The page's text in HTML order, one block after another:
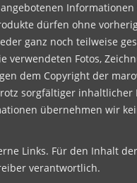
Informationen
dürfen ohne
ganz noch teilweise
verwendeten Fotos,
dem Copyright der
sorgfältiger inhaltlicher
übernehmen wir
Links. Für den Inhalt
verantwortlich.